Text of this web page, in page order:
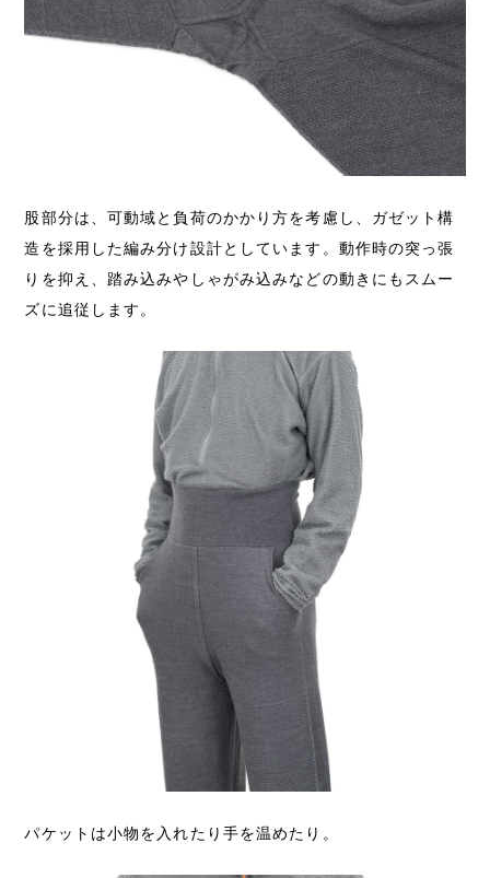
股部分は、可動域と負荷のかかり方を考慮し、ガゼット構
造を採用した編み分け設計としています。動作時の突っ張
りを抑え、踏み込みやしゃがみ込みなどの動きにもスムー
ズに追従します。
パケットは小物を入れたり手を温めたり。